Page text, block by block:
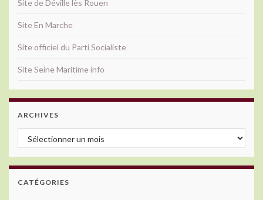
Site de Déville lès Rouen
Site En Marche
Site officiel du Parti Socialiste
Site Seine Maritime info
ARCHIVES
Archives
CATÉGORIES